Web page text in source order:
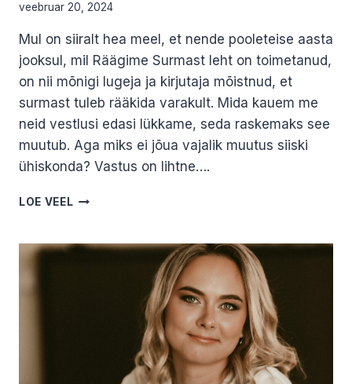
veebruar 20, 2024
Mul on siiralt hea meel, et nende pooleteise aasta
jooksul, mil Räägime Surmast leht on toimetanud,
on nii mõnigi lugeja ja kirjutaja mõistnud, et
surmast tuleb rääkida varakult. Mida kauem me
neid vestlusi edasi lükkame, seda raskemaks see
muutub. Aga miks ei jõua vajalik muutus siiski
ühiskonda? Vastus on lihtne….
LOE VEEL ELEVANT
KUIDAS